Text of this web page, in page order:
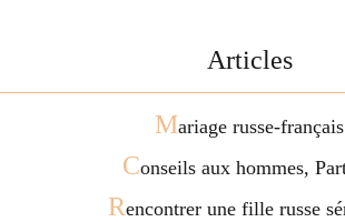
Articles
Mariage russe-français
Conseils aux hommes,
Rencontrer une fille russe